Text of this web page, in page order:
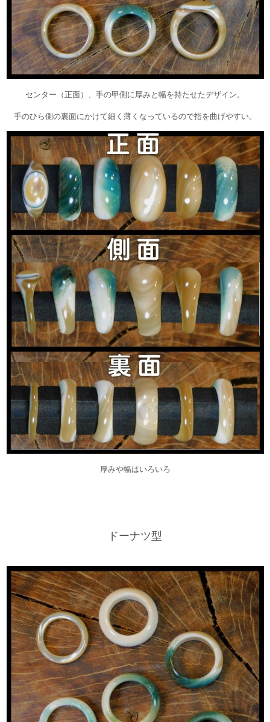
センター（正面）、手の甲側に厚みと幅を持たせたデザイン。
手のひら側の裏面にかけて細く薄くなっているので指を曲げやすい。
厚みや幅はいろいろ
ドーナツ型